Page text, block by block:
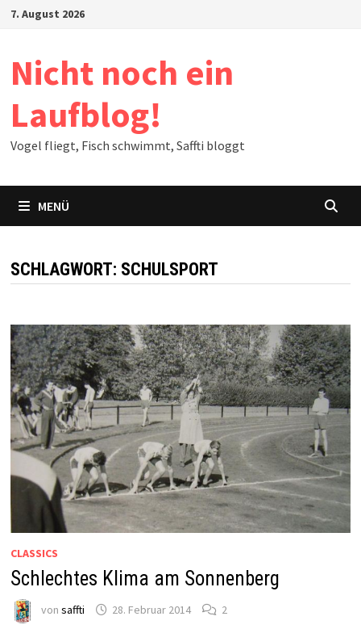
Zum7. August 2026
Nicht noch ein
Laufblog!
Vogel fliegt, Fisch schwimmt, Saffti bloggt
MENÜ
SCHLAGWORT: SCHULSPORT
CLASSICS
Schlechtes Klima am Sonnenberg
von saffti 28. Februar 2014 2